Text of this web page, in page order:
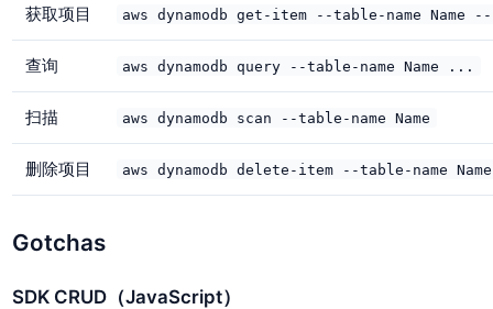
获取项目 aws dynamodb get-item --table-name
查询 aws dynamodb query --table-name Name ...
扫描 aws dynamodb scan --table-name Name
删除项目 aws dynamodb delete-item --table-name
Gotchas
SDK CRUD（JavaScript）